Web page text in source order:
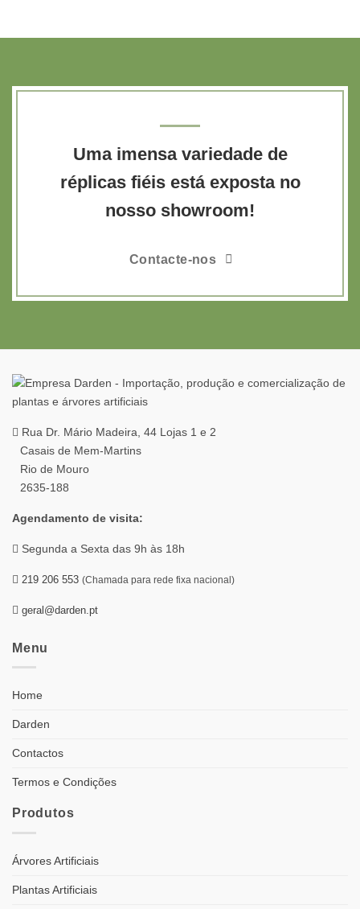
Uma imensa variedade de
réplicas fiéis está exposta no
nosso showroom!
Contacte-nos
Rua Dr. Mário Madeira, 44 Lojas 1 e 2
Casais de Mem-Martins
Rio de Mouro
2635-188
Agendamento de visita:
Segunda a Sexta das 9h às 18h
219 206 553 (Chamada para rede fixa nacional)
geral@darden.pt
Menu
Home
Darden
Contactos
Termos e Condições
Produtos
Árvores Artificiais
Plantas Artificiais